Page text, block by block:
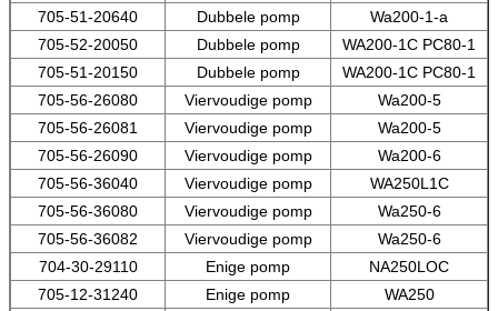
705-51-20640
Dubbele pomp
Wa200-1-a
705-52-20050
Dubbele pomp
WA200-1C PC80-1
705-51-20150
Dubbele pomp
WA200-1C PC80-1
705-56-26080
Viervoudige pomp
Wa200-5
705-56-26081
Viervoudige pomp
Wa200-5
705-56-26090
Viervoudige pomp
Wa200-6
705-56-36040
Viervoudige pomp
WA250L1C
705-56-36080
Viervoudige pomp
Wa250-6
705-56-36082
Viervoudige pomp
Wa250-6
704-30-29110
Enige pomp
NA250LOC
705-12-31240
Enige pomp
WA250